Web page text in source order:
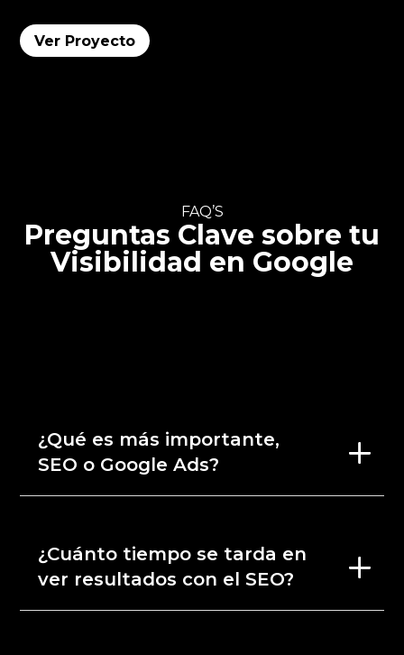
Ver Proyecto
FAQ’S
Preguntas Clave sobre tu
Visibilidad en Google
¿Qué es más importante,
SEO o Google Ads?
¿Cuánto tiempo se tarda en
ver resultados con el SEO?